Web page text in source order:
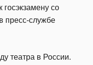
госэкзамену со
в пресс-службе
театра в России.